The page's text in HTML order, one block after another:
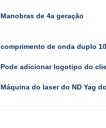
Manobras de 4a geração
comprimento de onda duplo
Pode adicionar logotipo do
Máquina do laser do ND Yag